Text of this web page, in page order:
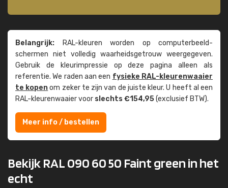
Belangrijk: RAL-kleuren worden op computer­beeld­
schermen niet volledig waarheids­­getrouw weer­gegeven.
Gebruik de kleur­impressie op deze pagina alleen als
referentie. We raden aan een fysieke RAL-kleuren­waaier
te kopenom zeker te zijn van de juiste kleur. U heeft al een
RAL-kleuren­waaier voor slechts €154,95(exclusief BTW).
Meer info / bestellen
Bekijk RAL 090 60 50 Faint green in het
echt